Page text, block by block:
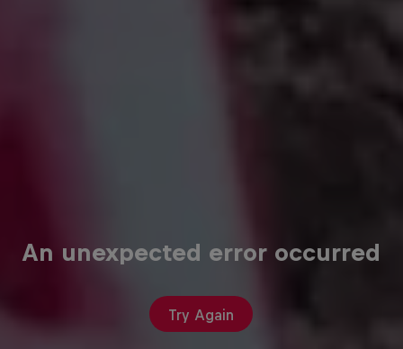
An unexpected error occurred
Try Again